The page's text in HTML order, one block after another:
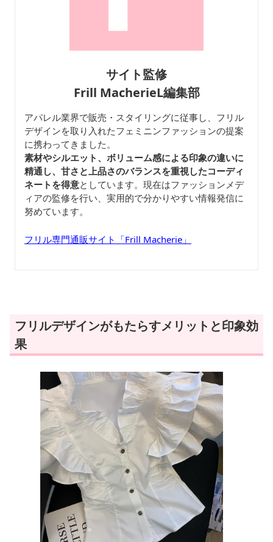
サイト監修
Frill MacherieL編集部
アパレル業界で販売・スタイリングに従事し、フリル
デザインを取り入れたフェミニンファッションの提案
に携わってきました。
素材やシルエット、ボリューム感による印象の違いに
精通し、甘さと上品さのバランスを重視したコーディ
ネートを得意としています。現在はファッションメデ
ィアの監修を行い、実用的で分かりやすい情報発信に
努めています。
フリル専門通販サイト「Frill Macherie」
フリルデザインがもたらすメリットと印象効
果